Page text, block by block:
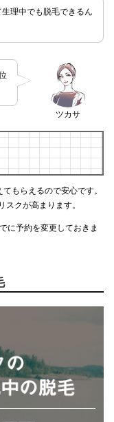
理中でも脱毛できるん
ツカサ
もらえるので安心です。
クが高まります。
に予約を変更しておきま